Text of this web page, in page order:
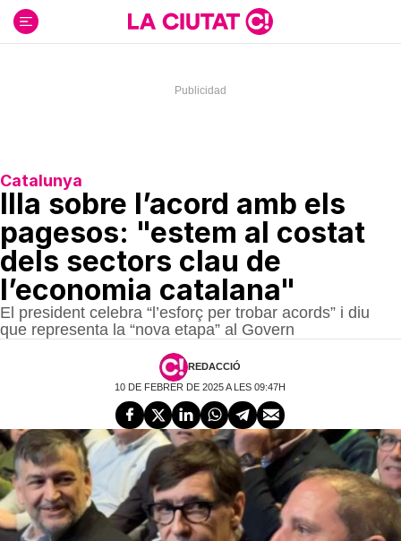
contenido
Catalunya
Illa sobre l’acord amb els
pagesos: "estem al costat
dels sectors clau de
l’economia catalana"
El president celebra “l’esforç per trobar acords” i diu
que representa la “nova etapa” al Govern
REDACCIÓ
10 DE FEBRER DE 2025 A LES 09:47H